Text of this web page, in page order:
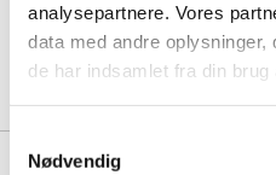
analysepartnere. Vores
data med andre
de har indsamlet fra din brug
S
Nødvendig
Det er vigtigt, at man ikke
Og hvis du mangler en at
præster gerne lytte.